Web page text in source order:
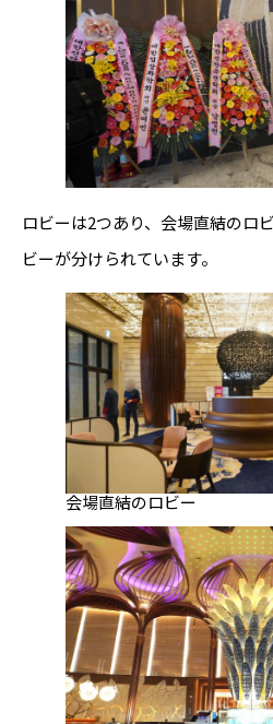
ロビーは2つあり、会場直結のロ
ビーが分けられています。
会場直結のロビー